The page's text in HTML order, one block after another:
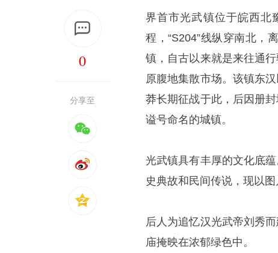
0
分享至
界首市光武镇位于皖西北
程，“S204”线纵穿南北，
镇，自古以来就是来往通
原腹地集散市场。该镇东
莽长期征战于此，后因册
谥号命名的城镇。
光武镇具有丰厚的文化底
史典故和民间传说，现以
后人为追忆汉光武帝刘秀
庙掩映在浓郁绿色中。